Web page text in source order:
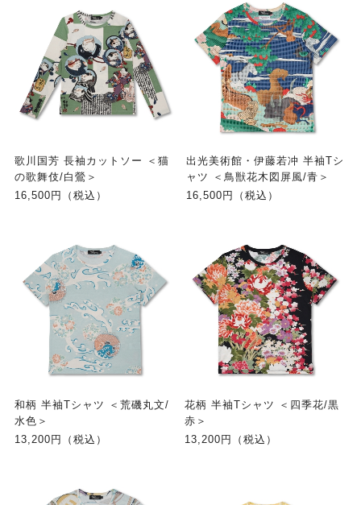
歌川国芳 長袖カットソー ＜猫
の歌舞伎/白鶯＞
16,500円（税込）
出光美術館・伊藤若冲 半袖Tシ
ャツ ＜鳥獣花木図屏風/青＞
16,500円（税込）
和柄 半袖Tシャツ ＜荒磯丸文/
水色＞
13,200円（税込）
花柄 半袖Tシャツ ＜四季花/黒
赤＞
13,200円（税込）